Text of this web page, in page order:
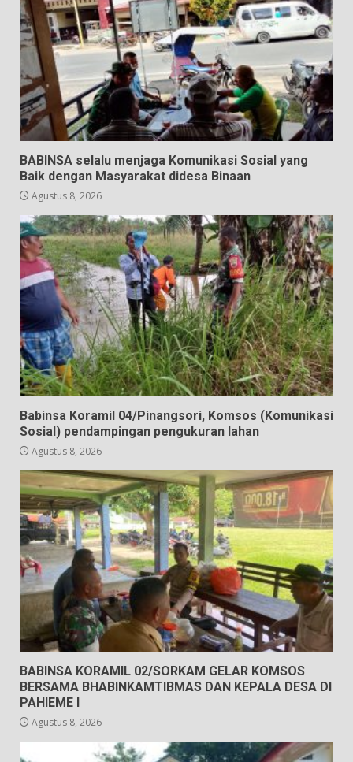
BABINSA selalu menjaga Komunikasi Sosial yang
Baik dengan Masyarakat didesa Binaan
Agustus 8, 2026
Babinsa Koramil 04/Pinangsori, Komsos (Komunikasi
Sosial) pendampingan pengukuran lahan
Agustus 8, 2026
BABINSA KORAMIL 02/SORKAM GELAR KOMSOS
BERSAMA BHABINKAMTIBMAS DAN KEPALA DESA DI
PAHIEME I
Agustus 8, 2026